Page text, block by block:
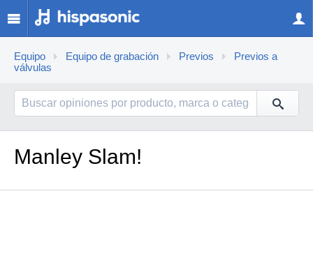
Equipo Equipo de grabación Previos
Previos a
válvulas
Manley Slam!